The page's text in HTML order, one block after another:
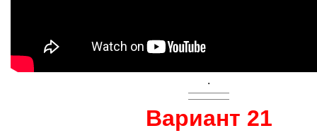
.
Вариант 21